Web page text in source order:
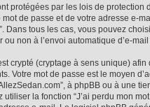
protégées par les lois de
mot de passe et de votre adresse e-
Dans tous les cas, vous pouvez
ou non à l’envoi automatique d’e-
crypté (cryptage à sens unique)
Votre mot de passe est le moyen
à phpBB ou à une
utiliser la fonction “J’ai perdu mon